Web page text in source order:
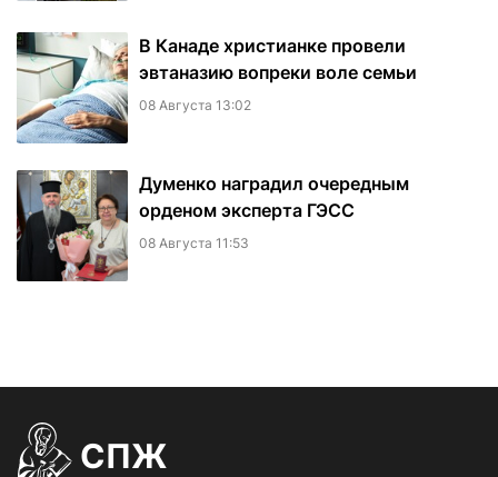
В Канаде христианке провели
эвтаназию вопреки воле семьи
08 Августа 13:02
Думенко наградил очередным
орденом эксперта ГЭСС
08 Августа 11:53
СПЖ